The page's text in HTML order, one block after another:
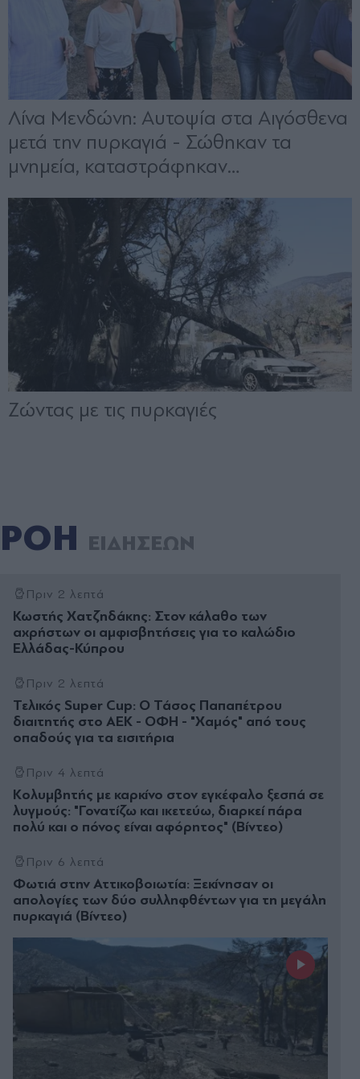
ΡΟΗ ΕΙΔΗΣΕΩΝ
Πριν 2 λεπτά
Κωστής Χατζηδάκης: Στον κάλαθο των
αχρήστων οι αμφισβητήσεις για το καλώδιο
Ελλάδας-Κύπρου
Πριν 2 λεπτά
Τελικός Super Cup: Ο Τάσος Παπαπέτρου
διαιτητής στο ΑΕΚ - ΟΦΗ - "Χαμός" από τους
οπαδούς για τα εισιτήρια
Πριν 4 λεπτά
Κολυμβητής με καρκίνο στον εγκέφαλο ξεσπά σε
λυγμούς: "Γονατίζω και ικετεύω, διαρκεί πάρα
πολύ και ο πόνος είναι αφόρητος" (Βίντεο)
Πριν 6 λεπτά
Φωτιά στην Αττικοβοιωτία: Ξεκίνησαν οι
απολογίες των δύο συλληφθέντων για τη μεγάλη
πυρκαγιά (Βίντεο)